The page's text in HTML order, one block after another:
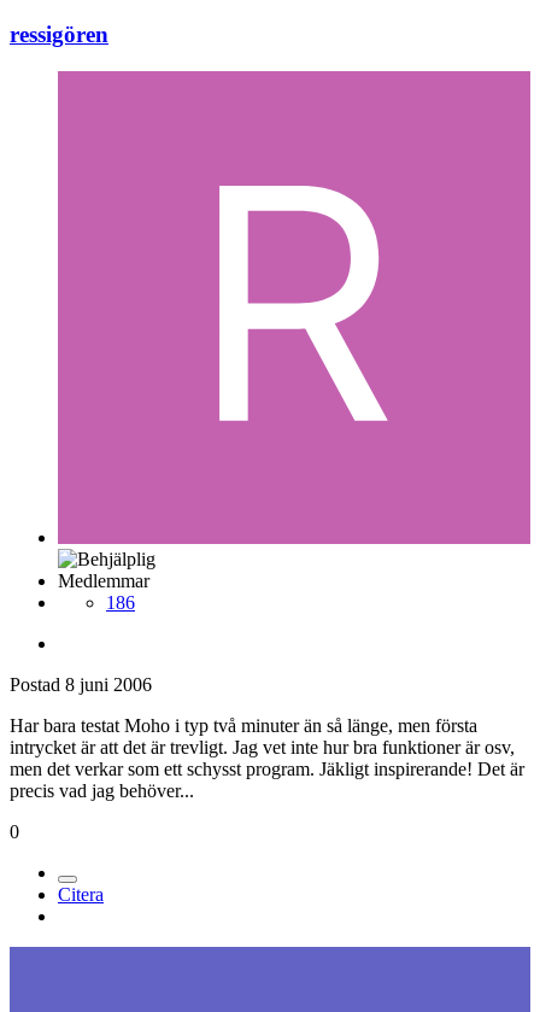
ressigören
Medlemmar
186
Postad 8 juni 2006
Har bara testat Moho i typ två minuter än så länge, men första
intrycket är att det är trevligt. Jag vet inte hur bra funktioner är osv,
men det verkar som ett schysst program. Jäkligt inspirerande! Det är
precis vad jag behöver...
0
Citera